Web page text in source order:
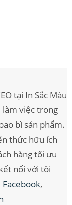
tại In Sắc Màu
làm việc trong
bì sản phẩm.
thức hữu ích
hàng tối ưu
nối với tôi
Facebook,